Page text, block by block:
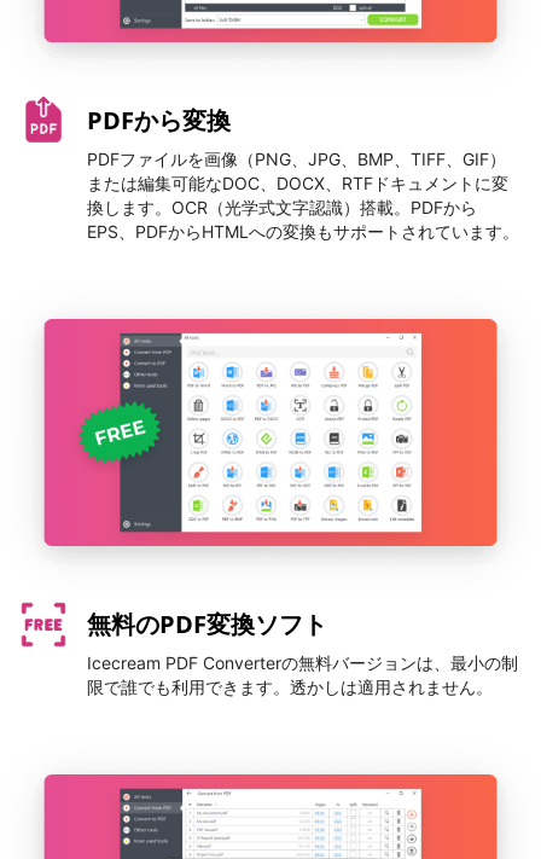
PDFから変換
PDFファイルを画像（PNG、JPG、BMP、TIFF、GIF）
または編集可能なDOC、DOCX、RTFドキュメントに変
換します。OCR（光学式文字認識）搭載。PDFから
EPS、PDFからHTMLへの変換もサポートされています。
無料のPDF変換ソフト
Icecream PDF Converterの無料バージョンは、最小の制
限で誰でも利用できます。透かしは適用されません。